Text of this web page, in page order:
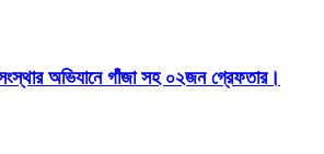
অভিযানে গাঁজা সহ ০২জন গ্রেফতার।